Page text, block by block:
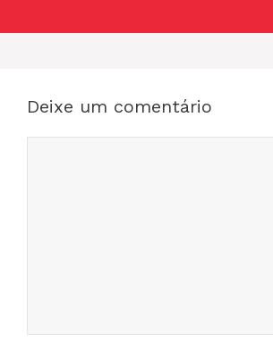
Deixe um comentário